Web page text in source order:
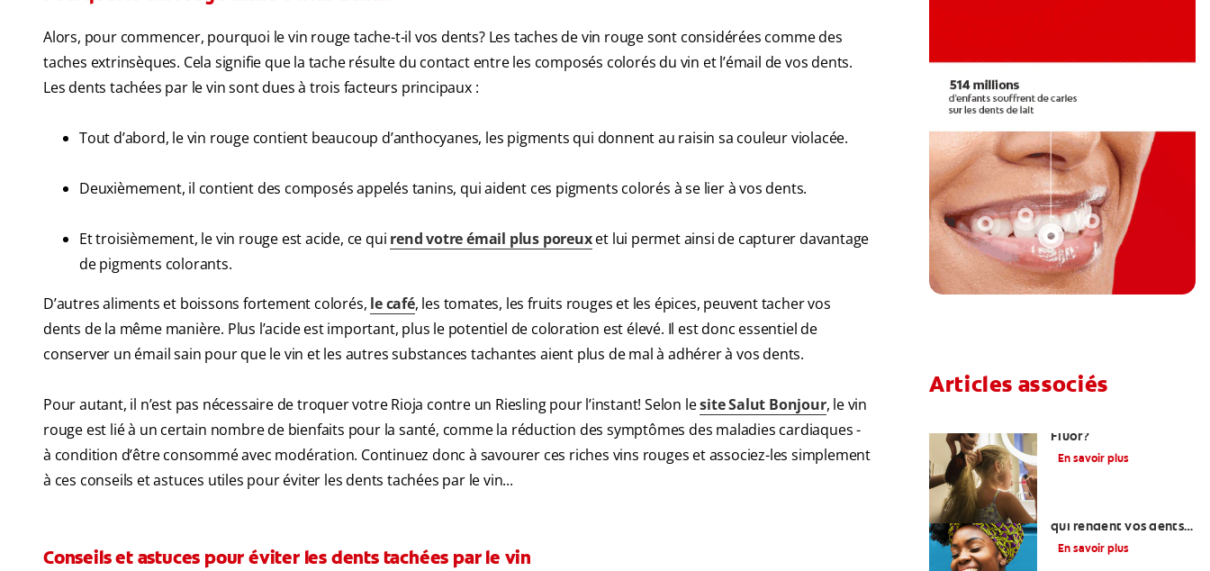
Alors, pour commencer, pourquoi le vin rouge tache-t-il vos dents? Les taches de vin rouge sont considérées comme des
taches extrinsèques. Cela signifie que la tache résulte du contact entre les composés colorés du vin et l’émail de vos dents.
Les dents tachées par le vin sont dues à trois facteurs principaux :
Tout d’abord, le vin rouge contient beaucoup d’anthocyanes, les pigments qui donnent au raisin sa couleur violacée.
Deuxièmement, il contient des composés appelés tanins, qui aident ces pigments colorés à se lier à vos dents.
Et troisièmement, le vin rouge est acide, ce qui rend votre émail plus poreuxet lui permet ainsi de capturer davantage
de pigments colorants.
D’autres aliments et boissons fortement colorés, le café, les tomates, les fruits rouges et les épices, peuvent tacher vos
dents de la même manière. Plus l’acide est important, plus le potentiel de coloration est élevé. Il est donc essentiel de
conserver un émail sain pour que le vin et les autres substances tachantes aient plus de mal à adhérer à vos dents.
Pour autant, il n’est pas nécessaire de troquer votre Rioja contre un Riesling pour l’instant! Selon lesite Salut Bonjour, le vin
rouge est lié à un certain nombre de bienfaits pour la santé, comme la réduction des symptômes des maladies cardiaques -
à condition d’être consommé avec modération. Continuez donc à savourer ces riches vins rouges et associez-les simplement
à ces conseils et astuces utiles pour éviter les dents tachées par le vin...
Conseils et astuces pour éviter les dents tachées par le vin
Articles associés
Fluor?
En savoir plus
qui rendent vos dents
plus blanches?
En savoir plus